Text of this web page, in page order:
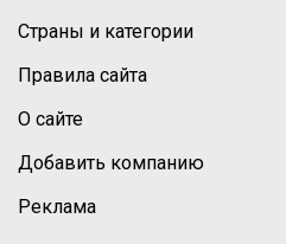
Страны и категории
Правила сайта
О сайте
Добавить компанию
Реклама